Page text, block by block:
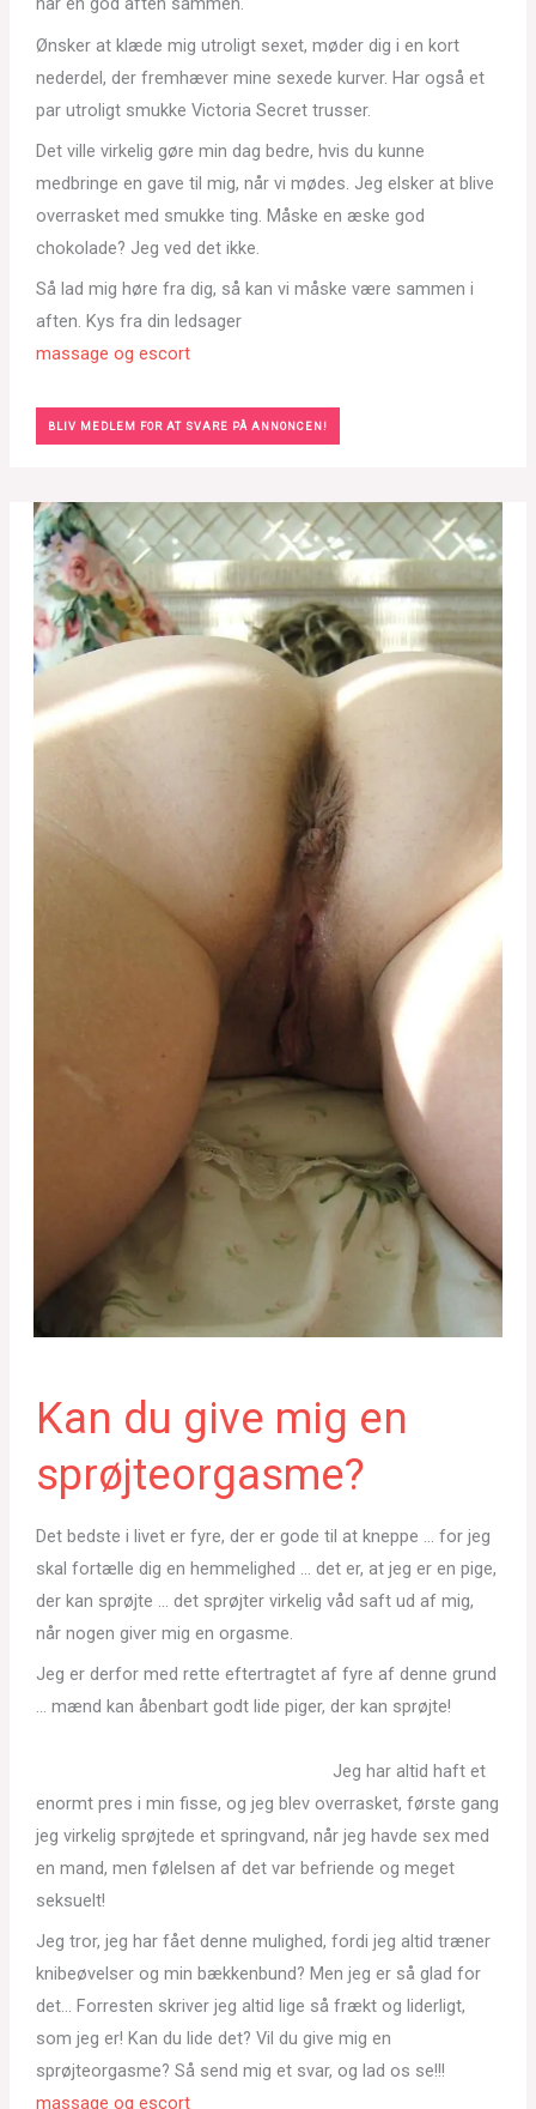
Ønsker at klæde mig utroligt sexet, møder dig i en kort
nederdel, der fremhæver mine sexede kurver. Har også et
par utroligt smukke Victoria Secret trusser.
Det ville virkelig gøre min dag bedre, hvis du kunne
medbringe en gave til mig, når vi mødes. Jeg elsker at blive
overrasket med smukke ting. Måske en æske god
chokolade? Jeg ved det ikke.
Så lad mig høre fra dig, så kan vi måske være sammen i
aften. Kys fra din ledsager
massage og escort
BLIV MEDLEM FOR AT SVARE PÅ ANNONCEN!
Kan du give mig en
sprøjteorgasme?
Det bedste i livet er fyre, der er gode til at kneppe … for jeg
skal fortælle dig en hemmelighed … det er, at jeg er en pige,
der kan sprøjte … det sprøjter virkelig våd saft ud af mig,
når nogen giver mig en orgasme.
Jeg er derfor med rette eftertragtet af fyre af denne grund
… mænd kan åbenbart godt lide piger, der kan sprøjte!
Jeg har altid haft et
enormt pres i min fisse, og jeg blev overrasket, første gang
jeg virkelig sprøjtede et springvand, når jeg havde sex med
en mand, men følelsen af det var befriende og meget
seksuelt!
Jeg tror, jeg har fået denne mulighed, fordi jeg altid træner
knibeøvelser og min bækkenbund? Men jeg er så glad for
det… Forresten skriver jeg altid lige så frækt og liderligt,
som jeg er! Kan du lide det? Vil du give mig en
sprøjteorgasme? Så send mig et svar, og lad os se!!!
massage og escort